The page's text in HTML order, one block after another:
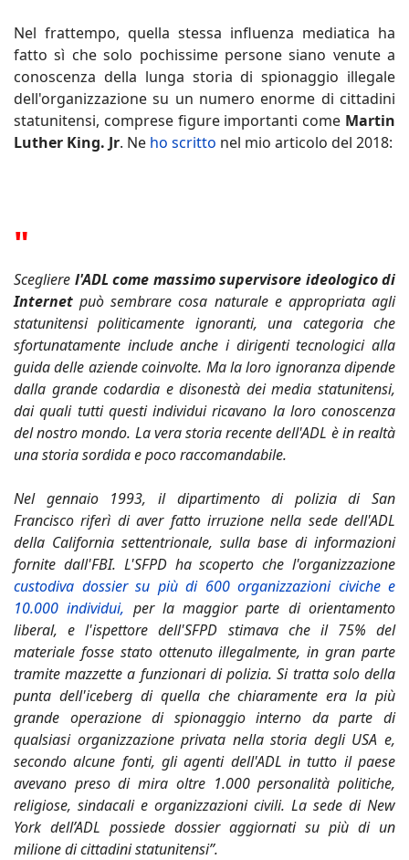
Nel frattempo, quella stessa influenza mediatica ha
fatto sì che solo pochissime persone siano venute a
conoscenza della lunga storia di spionaggio illegale
dell'organizzazione su un numero enorme di cittadini
statunitensi, comprese figure importanti come Martin
Luther King. Jr. Ne ho scritto nel mio articolo del 2018:
"
Scegliere l'ADL come massimo supervisore ideologico di
Internet può sembrare cosa naturale e appropriata agli
statunitensi politicamente ignoranti, una categoria che
sfortunatamente include anche i dirigenti tecnologici alla
guida delle aziende coinvolte. Ma la loro ignoranza dipende
dalla grande codardia e disonestà dei media statunitensi,
dai quali tutti questi individui ricavano la loro conoscenza
del nostro mondo. La vera storia recente dell'ADL è in realtà
una storia sordida e poco raccomandabile.
Nel gennaio 1993, il dipartimento di polizia di San
Francisco riferì di aver fatto irruzione nella sede dell'ADL
della California settentrionale, sulla base di informazioni
fornite dall'FBI. L'SFPD ha scoperto che l'organizzazione
custodiva dossier su più di 600 organizzazioni civiche e
10.000 individui, per la maggior parte di orientamento
liberal, e l'ispettore dell'SFPD stimava che il 75% del
materiale fosse stato ottenuto illegalmente, in gran parte
tramite mazzette a funzionari di polizia. Si tratta solo della
punta dell'iceberg di quella che chiaramente era la più
grande operazione di spionaggio interno da parte di
qualsiasi organizzazione privata nella storia degli USA e,
secondo alcune fonti, gli agenti dell'ADL in tutto il paese
avevano preso di mira oltre 1.000 personalità politiche,
religiose, sindacali e organizzazioni civili. La sede di New
York dell’ADL possiede dossier aggiornati su più di un
milione di cittadini statunitensi”.